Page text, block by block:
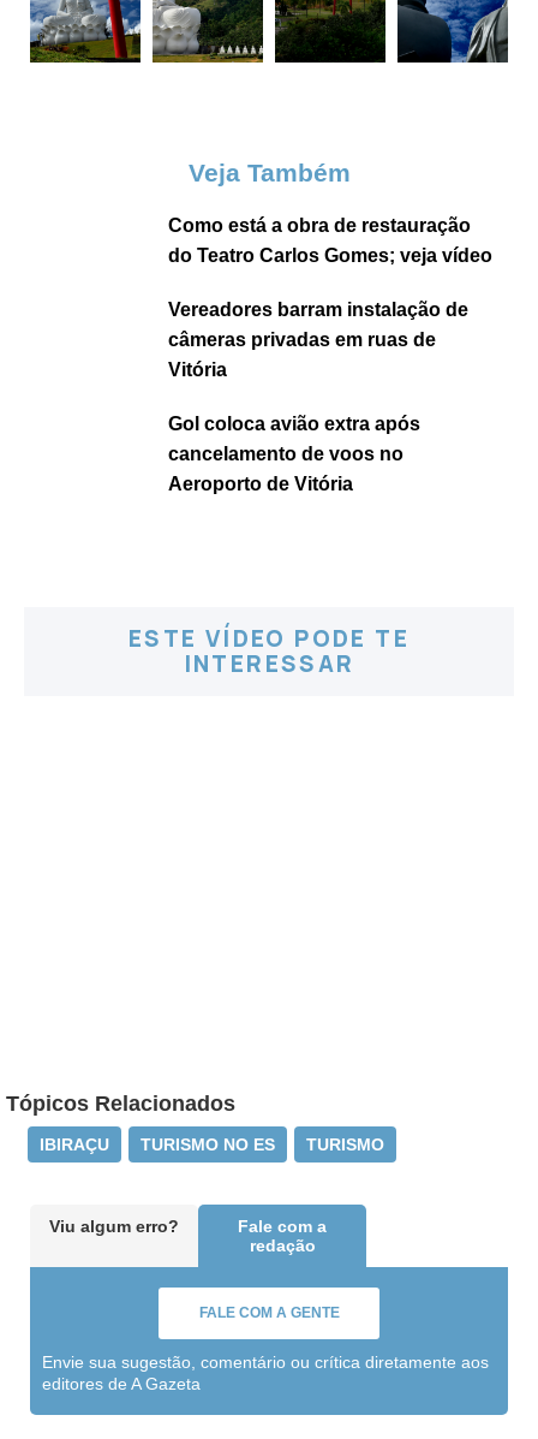
Veja Também
Como está a obra de restauração
do Teatro Carlos Gomes; veja vídeo
Vereadores barram instalação de
câmeras privadas em ruas de
Vitória
Gol coloca avião extra após
cancelamento de voos no
Aeroporto de Vitória
ESTE VÍDEO PODE TE
INTERESSAR
Tópicos Relacionados
IBIRAÇU TURISMO NO ES TURISMO
Viu algum erro?
Fale com a
redação
FALE COM A GENTE
Envie sua sugestão, comentário ou crítica diretamente aos
editores de A Gazeta